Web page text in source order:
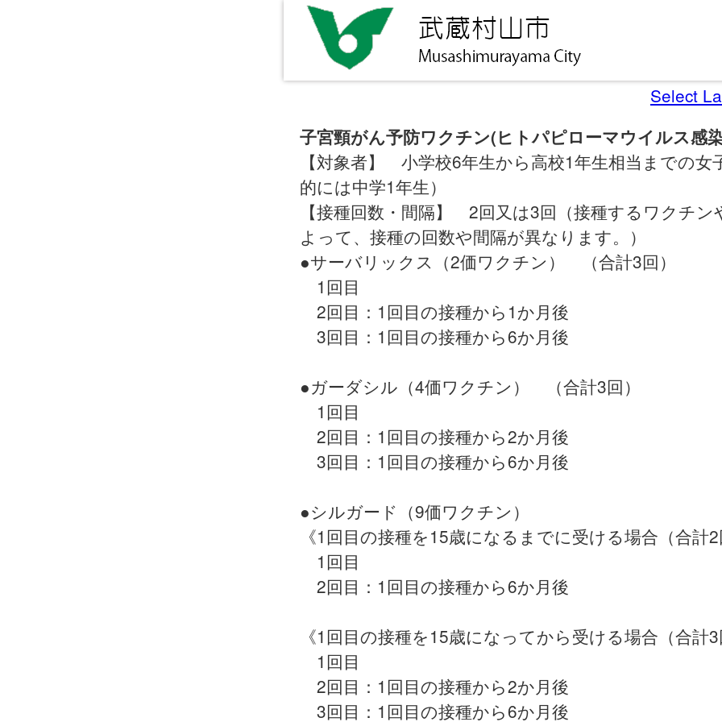
Select
子宮頸がん予防ワクチン(ヒトパピローマウイルス感
【対象者】 小学校6年生から高校1年生相当までの女
的には中学1年生）
【接種回数・間隔】 2回又は3回（接種するワクチン
よって、接種の回数や間隔が異なります。）
●サーバリックス（2価ワクチン） （合計3回）
1回目
2回目：1回目の接種から1か月後
3回目：1回目の接種から6か月後
●ガーダシル（4価ワクチン） （合計3回）
1回目
2回目：1回目の接種から2か月後
3回目：1回目の接種から6か月後
●シルガード（9価ワクチン）
《1回目の接種を15歳になるまでに受ける場合（合計2
1回目
2回目：1回目の接種から6か月後
《1回目の接種を15歳になってから受ける場合（合計3
1回目
2回目：1回目の接種から2か月後
3回目：1回目の接種から6か月後